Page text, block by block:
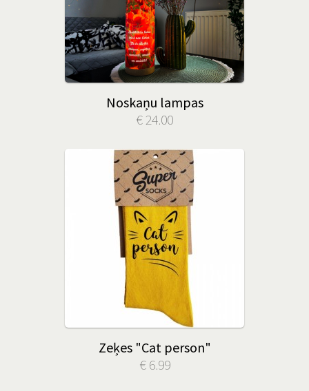
Noskaņu lampas
€ 24.00
Zeķes "Cat person"
€ 6.99